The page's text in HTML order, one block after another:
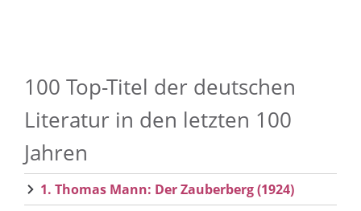
100 Top-Titel der deutschen
Literatur in den letzten 100
Jahren
1. Thomas Mann: Der Zauberberg (1924)